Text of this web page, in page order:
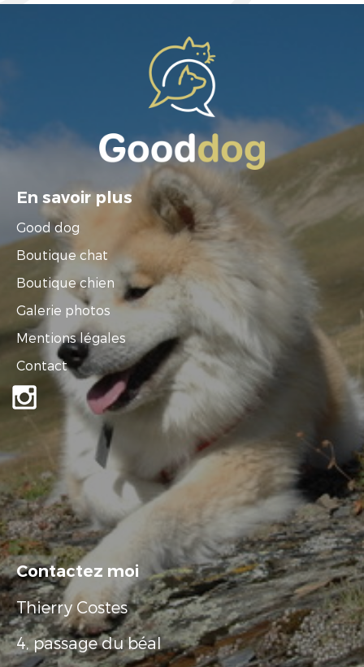
Contactez moi
Thierry Costes
4, passage du béal
En savoir plus
Good dog
Boutique chat
Boutique chien
Galerie photos
Mentions légales
Contact